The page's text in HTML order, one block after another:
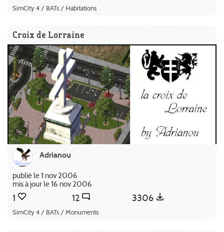
SimCity 4 / BATs / Habitations
Croix de Lorraine
Adrianou
publié le 1 nov 2006
mis à jour le 16 nov 2006
1 12 3306
SimCity 4 / BATs / Monuments